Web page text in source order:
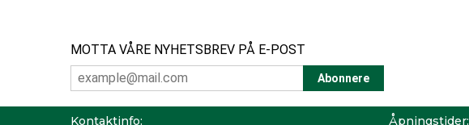
MOTTA VÅRE NYHETSBREV PÅ E-POST
Kontaktinfo: Åpningstider: